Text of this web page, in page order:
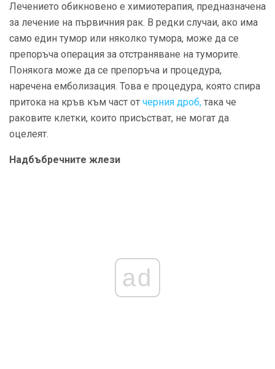
Лечението обикновено е химиотерапия, предназначена
за лечение на първичния рак. В редки случаи, ако има
само един тумор или няколко тумора, може да се
препоръча операция за отстраняване на туморите.
Понякога може да се препоръча и процедура,
наречена емболизация. Това е процедура, която спира
притока на кръв към част от черния дроб, така че
раковите клетки, които присъстват, не могат да
оцелеят.
Надбъбречните жлези
ad